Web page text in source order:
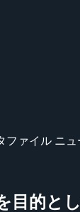
ファイル ニ
目的と